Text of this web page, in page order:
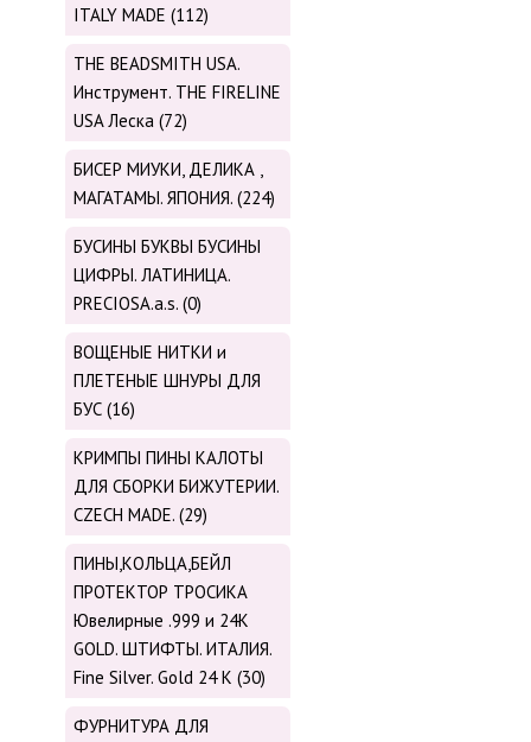
ITALY MADE (112)
THE BEADSMITH USA.
Инструмент. THE FIRELINE
USA Леска (72)
БИСЕР МИУКИ, ДЕЛИКА ,
МАГАТАМЫ. ЯПОНИЯ. (224)
БУСИНЫ БУКВЫ БУСИНЫ
ЦИФРЫ. ЛАТИНИЦА.
PRECIOSA.a.s. (0)
ВОЩЕНЫЕ НИТКИ и
ПЛЕТЕНЫЕ ШНУРЫ ДЛЯ
БУС (16)
КРИМПЫ ПИНЫ КАЛОТЫ
ДЛЯ СБОРКИ БИЖУТЕРИИ.
CZECH MADE. (29)
ПИНЫ,КОЛЬЦА,БЕЙЛ
ПРОТЕКТОР ТРОСИКА
Ювелирные .999 и 24К
GOLD. ШТИФТЫ. ИТАЛИЯ.
Fine Silver. Gold 24 K (30)
ФУРНИТУРА ДЛЯ